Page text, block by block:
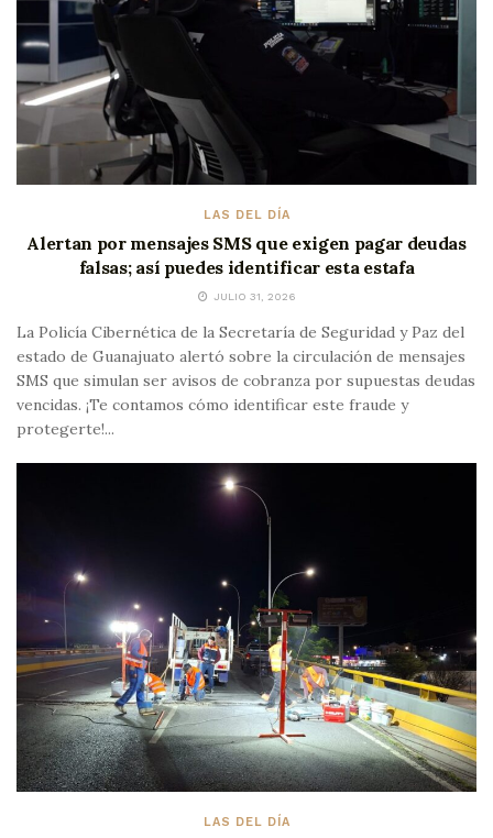
LAS DEL DÍA
Alertan por mensajes SMS que exigen pagar deudas
falsas; así puedes identificar esta estafa
JULIO 31, 2026
La Policía Cibernética de la Secretaría de Seguridad y Paz del
estado de Guanajuato alertó sobre la circulación de mensajes
SMS que simulan ser avisos de cobranza por supuestas deudas
vencidas. ¡Te contamos cómo identificar este fraude y
protegerte!...
LAS DEL DÍA